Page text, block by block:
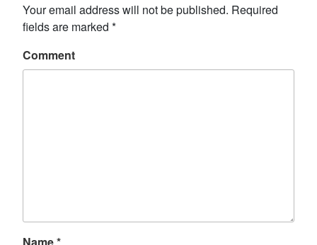
Your email address will not be published. Required
fields are marked *
Comment